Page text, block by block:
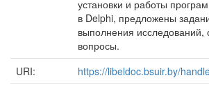
установки и работы
в Delphi, предложены
выполнения
вопросы.
URI:
https://libeldoc.bsuir.by/